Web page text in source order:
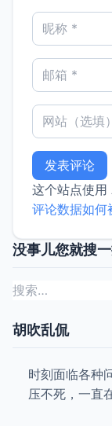
这个站点使用
评论数据如何
没事儿您就搜
搜
胡吹乱侃
时刻面临各种
压不死，一直